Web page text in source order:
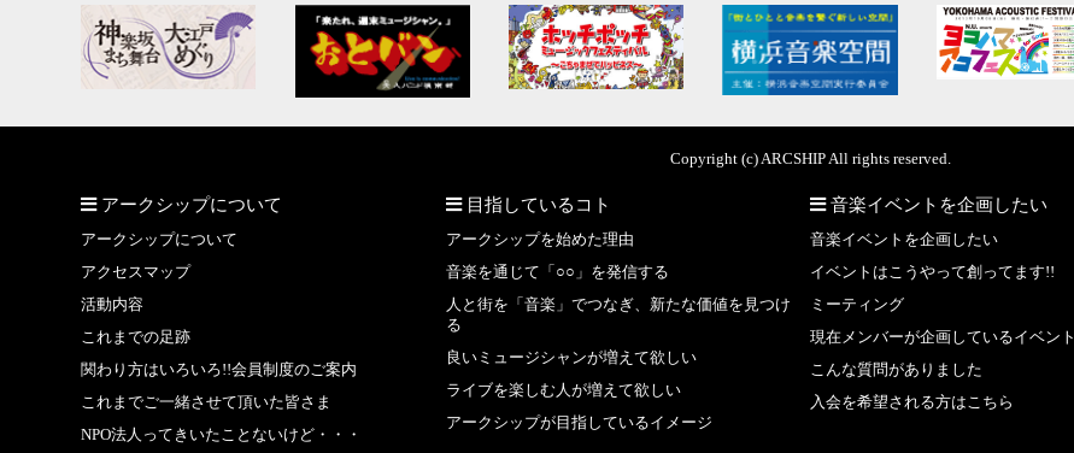
Copyright (c) ARCSHIP All rights reserved.
アークシップについて
アークシップについて
アクセスマップ
活動内容
これまでの足跡
関わり方はいろいろ!!会員制度のご案内
これまでご一緒させて頂いた皆さま
NPO法人ってきいたことないけど・・・
目指しているコト
アークシップを始めた理由
音楽を通じて「○○」を発信する
人と街を「音楽」でつなぎ、新たな価値を見つけ
る
良いミュージシャンが増えて欲しい
ライブを楽しむ人が増えて欲しい
アークシップが目指しているイメージ
音楽イベントを企画したい
音楽イベントを企画したい
イベントはこうやって創ってます!!
ミーティング
現在メンバーが企画しているイベント
こんな質問がありました
入会を希望される方はこちら